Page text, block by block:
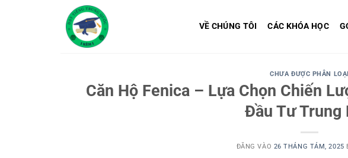
VỀ CHÚNG TÔI CÁC KHÓA HỌC
CHƯA ĐƯỢC PHÂN LOẠI
Căn Hộ Fenica – Lựa Chọn Chiến
Đầu Tư Trung
ĐĂNG VÀO 26 THÁNG TÁM, 2025